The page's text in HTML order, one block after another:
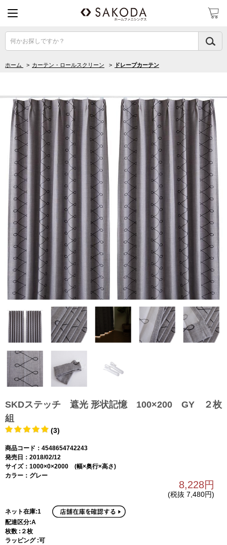
何かお探しですか？
ホーム > カーテン・ロールスクリーン > ドレープカーテン
SKDステッチ 遮光 形状記憶 100×200 GY ２枚
組
(3)
商品コード：4548654742243
発売日：2018/02/12
サイズ：1000×0×2000 (幅×奥行×高さ)
カラー：グレー
8,228円
(税抜 7,480円)
ネット在庫:1
配達区分:A
枚数 :２枚
ラッピング :可